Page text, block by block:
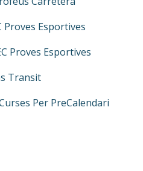
Proves Esportives
Proves Esportives
Transit
Per PreCalendari